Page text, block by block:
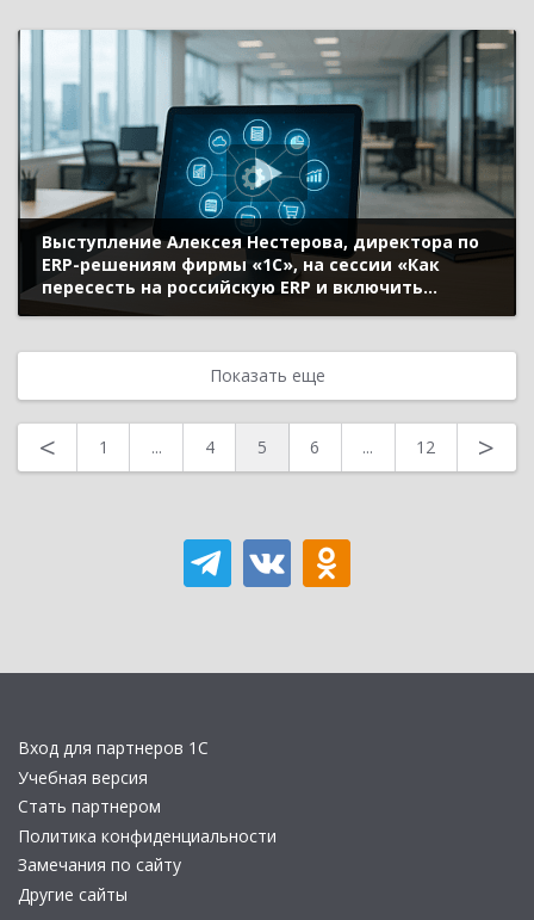
Выступление Алексея Нестерова, директора по
ERP-решениям фирмы «1С», на сессии «Как
пересесть на российскую ERP и включить
цифровой форсаж» (ИННОПРОМ 2022)
Показать еще
< 1 ... 4 5 6 ... 12 >
Вход для партнеров 1С
Учебная версия
Стать партнером
Политика конфиденциальности
Замечания по сайту
Другие сайты